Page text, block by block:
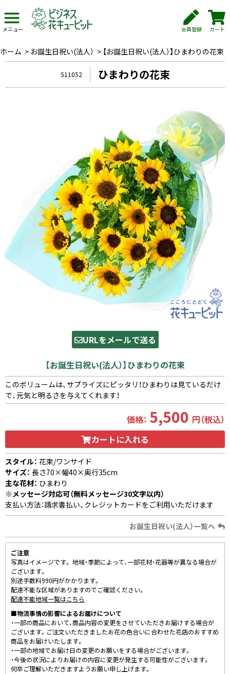
メニュー 会員登録 カート
ホーム > お誕生日祝い(法人） > 【お誕生日祝い(法人）】ひまわりの花束
511052 ひまわりの花束
URLをメールで送る
【お誕生日祝い(法人）】ひまわりの花束
このボリュームは、サプライズにピッタリ！ひまわりは見ているだけ
で、元気と明るさを与えてくれます！
価格： 5,500 円（税込）
カートに入れる
スタイル： 花束/ワンサイド
サイズ： 長さ70×幅40×奥行35cm
主な花材： ひまわり
※メッセージ対応可（無料メッセージ30文字以内）
支払い方法：請求書払い、クレジットカードをご利用いただけます
お誕生日祝い(法人）一覧へ
ご注意
写真はイメージです。 地域・季節によって、一部花材・花器等が異なる場合が
ございます。
別途手数料990円がかかります。
配達不能な区域がありますのでご確認ください。
配達不能地域一覧はこちら
■物流事情の影響によるお届けについて
・一部の商品において、商品内容の変更をさせていただきお届けする場合が
ございます。ご注文いただきましたお花の色合いに合わせた花店のおすすめ
商品をお届けいたします。
・一部の地域でお届け日の変更のお願いをする場合がございます。
・今後の状況によりお届けの内容に変更が発生する可能性がございます。
何卒ご理解いただきますようお願い申し上げます。